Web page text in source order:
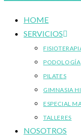
HOME
SERVICIOS
PODOLOGÍA
PILATES
GIMNASIA
ESPECIAL
TALLERES
NOSOTROS